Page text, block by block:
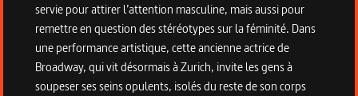
servie pour attirer l’attention masculine, mais aussi pour
remettre en question des stéréotypes sur la féminité. Dans
une performance artistique, cette ancienne actrice de
Broadway, qui vit désormais à Zurich, invite les gens à
soupeser ses seins opulents, isolés du reste de son corps